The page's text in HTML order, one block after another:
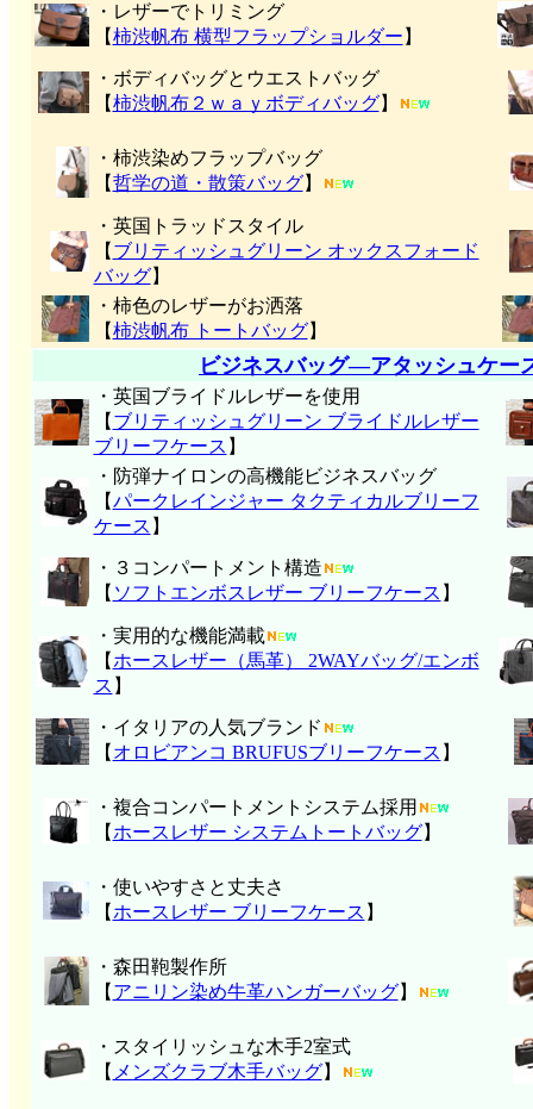
・レザーでトリミング
【柿渋帆布 横型フラップショルダー 】
・ボディバッグとウエストバッグ
【柿渋帆布２ｗａｙボディバッグ】
・柿渋染めフラップバッグ
【哲学の道・散策バッグ】
・英国トラッドスタイル
【 ブリティッシュグリーン オックスフォード
バッグ】
・柿色のレザーがお洒落
【柿渋帆布 トートバッグ】
ビジネスバッグ―アタッシュケー
・英国ブライドルレザーを使用
【 ブリティッシュグリーン ブライドルレザー
ブリーフケース 】
・防弾ナイロンの高機能ビジネスバッグ
【パークレインジャー タクティカルブリーフ
ケース 】
・３コンパートメント構造
【 ソフトエンボスレザー ブリーフケース 】
・実用的な機能満載
【 ホースレザー（馬革） 2WAYバッグ/エンボ
ス 】
・イタリアの人気ブランド
【 オロビアンコ BRUFUSブリーフケース 】
・複合コンパートメントシステム採用
【 ホースレザー システムトートバッグ】
・使いやすさと丈夫さ
【 ホースレザー ブリーフケース 】
・森田鞄製作所
【 アニリン染め牛革ハンガーバッグ】
・スタイリッシュな木手2室式
【 メンズクラブ木手バッグ】